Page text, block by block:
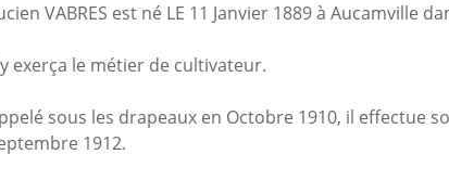
VABRES est né LE 11 Janvier 1889 à Aucamville
exerça le métier de cultivateur.
sous les drapeaux en Octobre 1910, il effectue
1912.